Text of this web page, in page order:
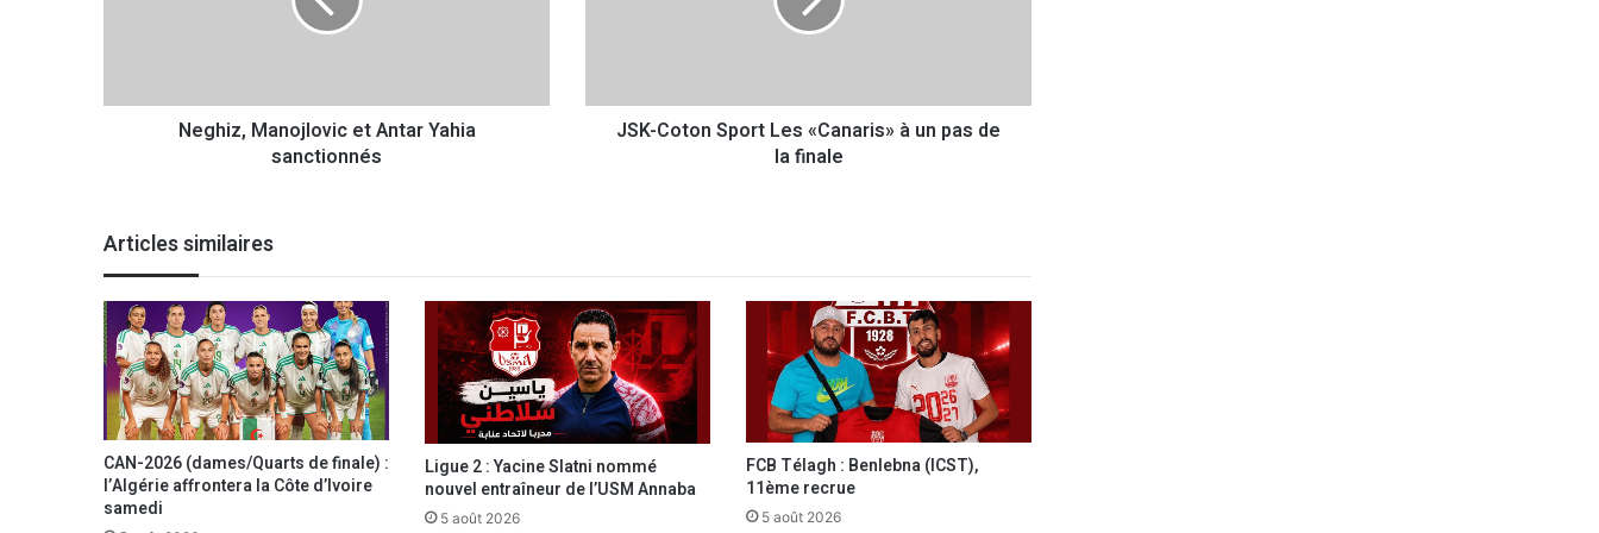
a
v
i
c
e
t
n
a
r
Y
a
Neghiz, Manojlovic et Antar Yahia
sanctionnés
n
e
s
«
C
a
n
a
i
JSK-Coton Sport Les «Canaris» à un pas de
la finale
Articles similaires
CAN-2026 (dames/Quarts de finale) :
l’Algérie affrontera la Côte d’Ivoire
samedi
Ligue 2 : Yacine Slatni nommé
nouvel entraîneur de l’USM Annaba
5 août 2026
FCB Télagh : Benlebna (ICST),
11ème recrue
5 août 2026